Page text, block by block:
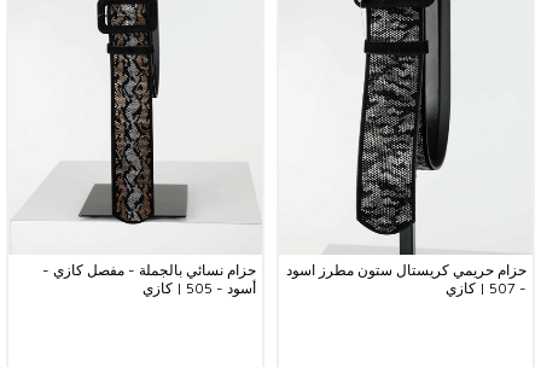
حزام حريمي كريستال ستون مطرز اسود
- 507 | كازي
حزام نسائي بالجملة - مفصل كازي -
أسود - 505 | كازي